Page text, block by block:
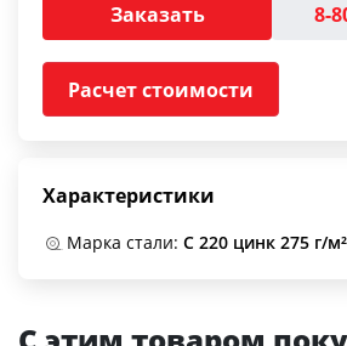
Заказать 8-
Расчет стоимости
Характеристики
Марка стали: С 220 цинк 275 г/м²